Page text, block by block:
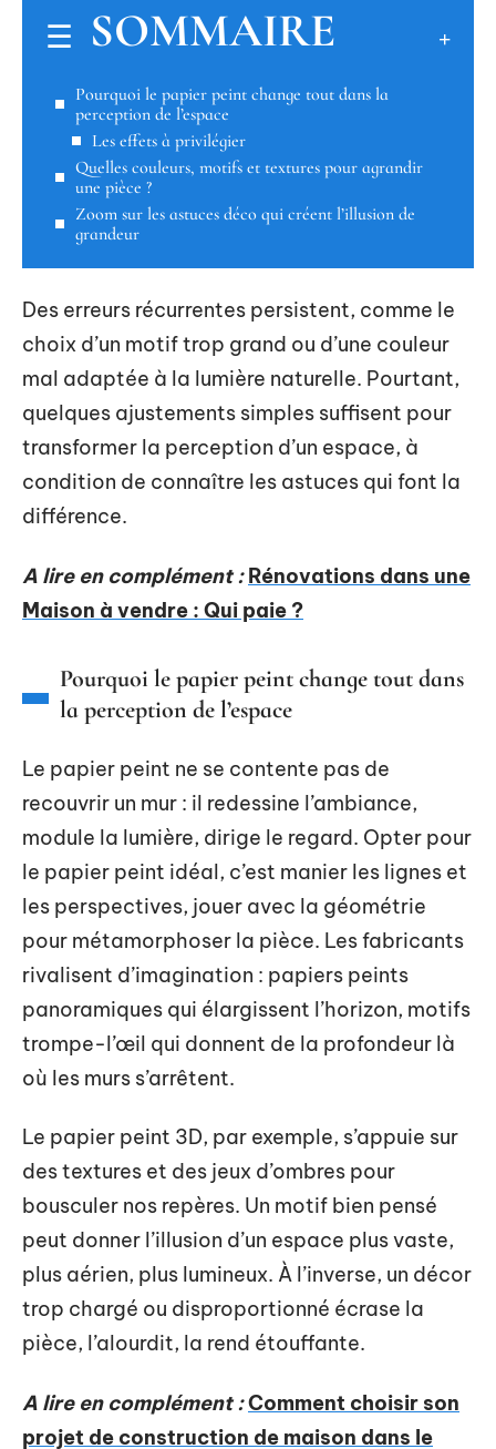
SOMMAIRE
Pourquoi le papier peint change tout dans la
perception de l’espace
Les effets à privilégier
Quelles couleurs, motifs et textures pour agrandir
une pièce ?
Zoom sur les astuces déco qui créent l’illusion de
grandeur
Des erreurs récurrentes persistent, comme le
choix d’un motif trop grand ou d’une couleur
mal adaptée à la lumière naturelle. Pourtant,
quelques ajustements simples suffisent pour
transformer la perception d’un espace, à
condition de connaître les astuces qui font la
différence.
A lire en complément : Rénovations dans une
Maison à vendre : Qui paie ?
Pourquoi le papier peint change tout dans
la perception de l’espace
Le papier peint ne se contente pas de
recouvrir un mur : il redessine l’ambiance,
module la lumière, dirige le regard. Opter pour
le papier peint idéal, c’est manier les lignes et
les perspectives, jouer avec la géométrie
pour métamorphoser la pièce. Les fabricants
rivalisent d’imagination : papiers peints
panoramiques qui élargissent l’horizon, motifs
trompe-l’œil qui donnent de la profondeur là
où les murs s’arrêtent.
Le papier peint 3D, par exemple, s’appuie sur
des textures et des jeux d’ombres pour
bousculer nos repères. Un motif bien pensé
peut donner l’illusion d’un espace plus vaste,
plus aérien, plus lumineux. À l’inverse, un décor
trop chargé ou disproportionné écrase la
pièce, l’alourdit, la rend étouffante.
A lire en complément :Comment choisir son
projet de construction de maison dans le